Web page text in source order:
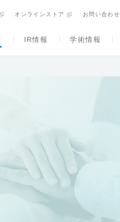
オンラインストア お問い合わせ
IR情報 学術情報